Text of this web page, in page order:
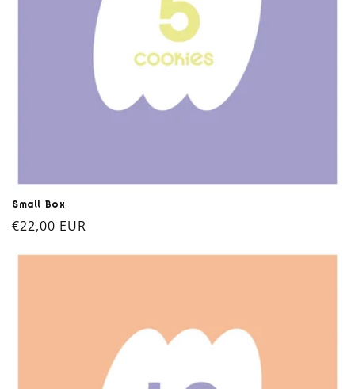
Small Box
Prix
€22,00 EUR